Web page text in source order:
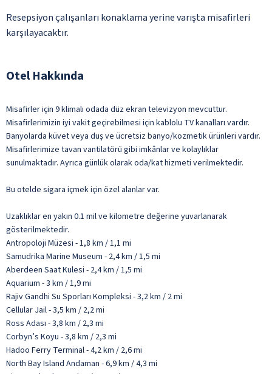
Resepsiyon çalışanları konaklama yerine varışta misafirleri
karşılayacaktır.
Otel Hakkında
Misafirler için 9 klimalı odada düz ekran televizyon mevcuttur.
Misafirlerimizin iyi vakit geçirebilmesi için kablolu TV kanalları vardır.
Banyolarda küvet veya duş ve ücretsiz banyo/kozmetik ürünleri vardır.
Misafirlerimize tavan vantilatörü gibi imkânlar ve kolaylıklar
sunulmaktadır. Ayrıca günlük olarak oda/kat hizmeti verilmektedir.
Bu otelde sigara içmek için özel alanlar var.
Uzaklıklar en yakın 0.1 mil ve kilometre değerine yuvarlanarak
gösterilmektedir.
Antropoloji Müzesi - 1,8 km / 1,1 mi
Samudrika Marine Museum - 2,4 km / 1,5 mi
Aberdeen Saat Kulesi - 2,4 km / 1,5 mi
Aquarium - 3 km / 1,9 mi
Rajiv Gandhi Su Sporları Kompleksi - 3,2 km / 2 mi
Cellular Jail - 3,5 km / 2,2 mi
Ross Adası - 3,8 km / 2,3 mi
Corbyn’s Koyu - 3,8 km / 2,3 mi
Hadoo Ferry Terminal - 4,2 km / 2,6 mi
North Bay Island Andaman - 6,9 km / 4,3 mi